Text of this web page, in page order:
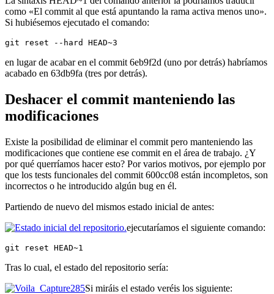
como «El commit al que está apuntando la rama activa menos uno».
Si hubiésemos ejecutado el comando:
git reset --hard HEAD~3
en lugar de acabar en el commit 6eb9f2d (uno por detrás) habríamos
acabado en 63db9fa (tres por detrás).
Deshacer el commit manteniendo las
modificaciones
Existe la posibilidad de eliminar el commit pero manteniendo las
modificaciones que contiene ese commit en el área de trabajo. ¿Y
por qué querríamos hacer esto? Por varios motivos, por ejemplo por
que los tests funcionales del commit 600cc08 están incompletos, son
incorrectos o he introducido algún bug en él.
Partiendo de nuevo del mismos estado inicial de antes:
ejecutaríamos el siguiente comando:
git reset HEAD~1
Tras lo cual, el estado del repositorio sería:
Si miráis el estado veréis los siguiente: